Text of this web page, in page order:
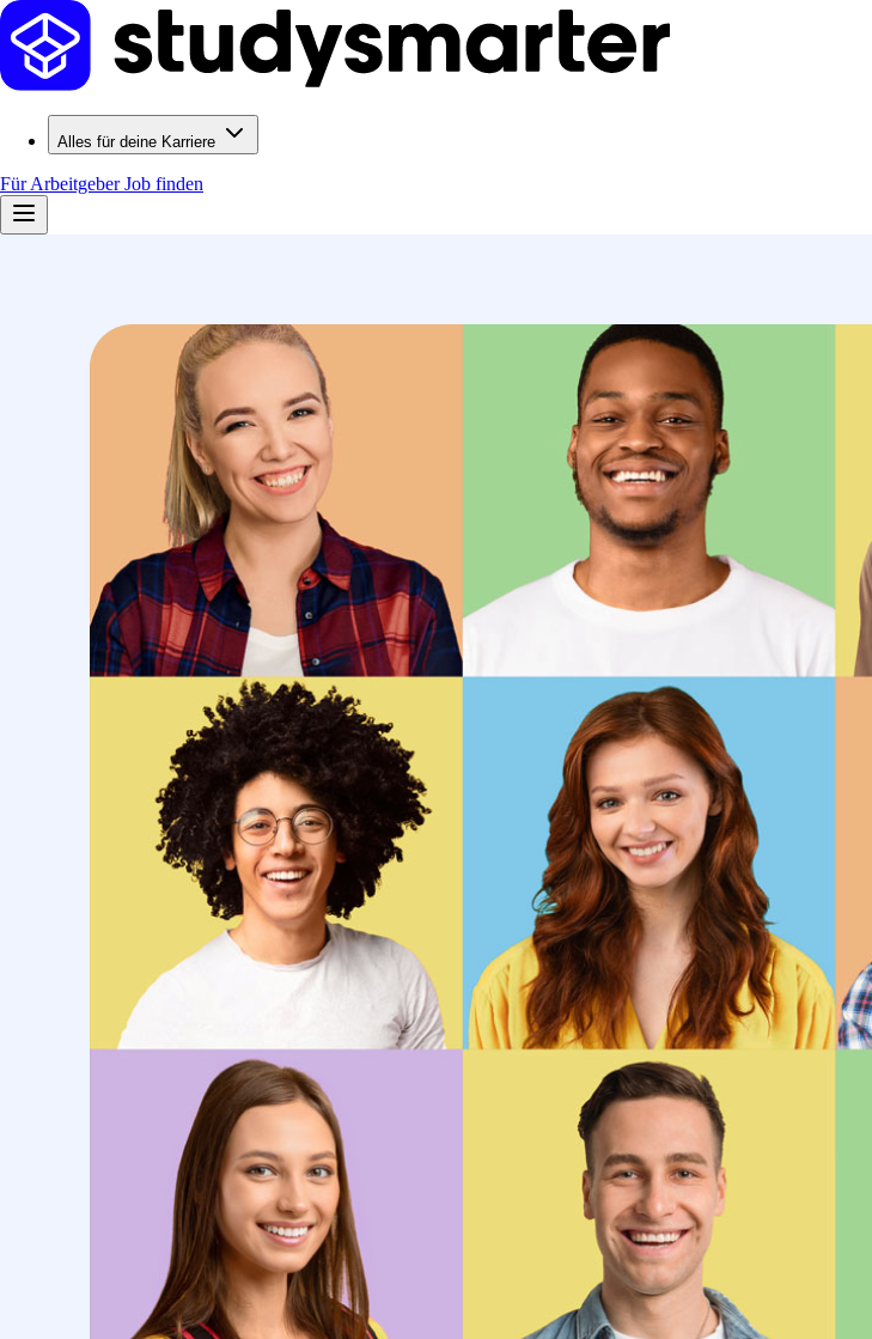
Alles für deine Karriere
Für ArbeitgeberJob finden